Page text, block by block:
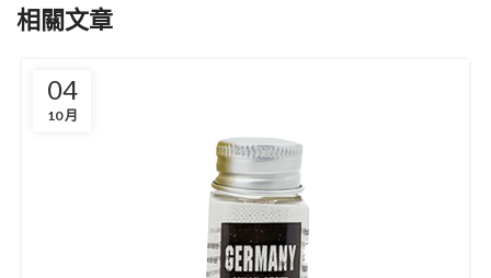
相關文章
04
10 月